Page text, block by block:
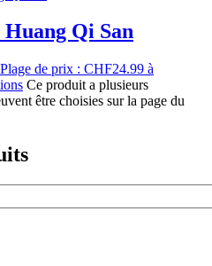
Qi San
Plage de prix : CHF24.99 à
Ce produit a plusieurs
être choisies sur la page du